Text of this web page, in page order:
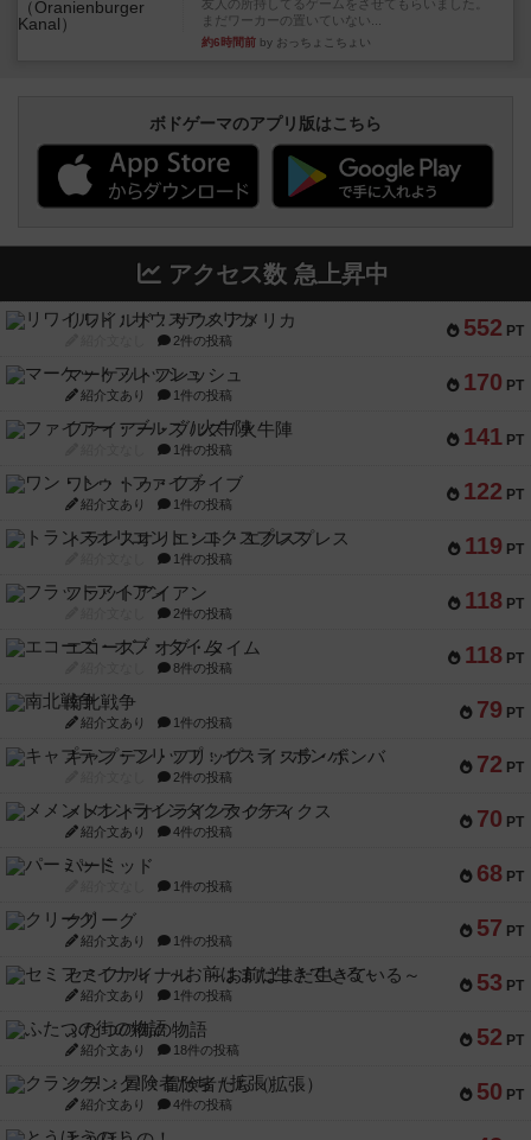
友人の所持してるゲームをさせてもらいました。
まだワーカーの置いていない...
約6時間前 by おっちょこちょい
ボドゲーマのアプリ版はこちら
アクセス数 急上昇中
552 PT
リワイルド：サウスアメリカ
2件の投稿
170 PT
マーケットフレッシュ
紹介文あり 1件の投稿
141 PT
ファイアー・ブルズ / 火牛陣
1件の投稿
122 PT
ワン・トゥ・ファイブ
紹介文あり 1件の投稿
119 PT
トランスオリエント・エクスプレス
1件の投稿
118 PT
フラットアイアン
2件の投稿
118 PT
エコーズ・オブ・タイム
8件の投稿
79 PT
南北戦争
紹介文あり 1件の投稿
72 PT
キャプテン・フリップ：イスラ・ボンバ
2件の投稿
70 PT
メメントオンラインタクティクス
紹介文あり 4件の投稿
68 PT
パーミッド
1件の投稿
57 PT
クリーグ
紹介文あり 1件の投稿
53 PT
セミファイナル ～お前はまだ生きている～
紹介文あり 1件の投稿
52 PT
ふたつの街の物語
紹介文あり 18件の投稿
50 PT
クランク! ：冒険者たち（拡張）
紹介文あり 4件の投稿